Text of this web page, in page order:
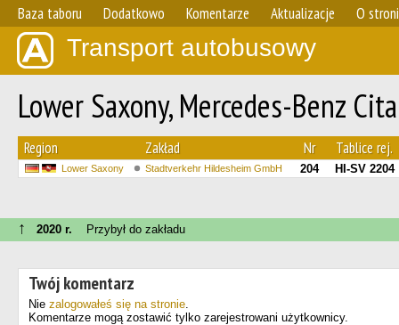
Baza taboru Dodatkowo Komentarze Aktualizacje O
Transport autobusowy
Lower Saxony, Mercedes-Benz
Region Zakład Nr Tablice rej.
Lower Saxony Stadtverkehr Hildesheim GmbH 204 HI-SV 2204
↑ 2020 r. Przybył do zakładu
Twój komentarz
Nie zalogowałeś się na stronie.
Komentarze mogą zostawić tylko zarejestrowani użytkownicy.